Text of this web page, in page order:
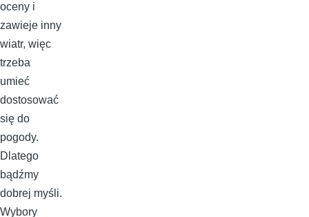
oceny i
zawieje inny
wiatr, więc
trzeba
umieć
dostosować
się do
pogody.
Dlatego
bądźmy
dobrej myśli.
Wybory